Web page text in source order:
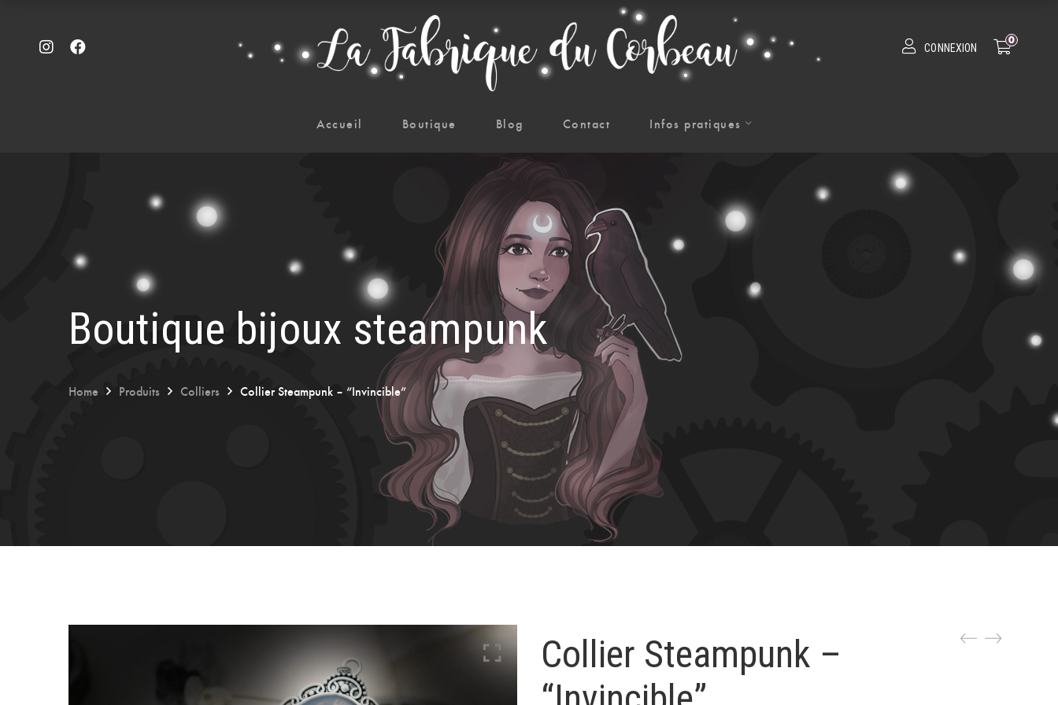
CONNEXION
0
Accueil Boutique Blog Contact Infos pratiques
Boutique bijoux steampunk
Home Produits Colliers Collier Steampunk – “Invincible”
Collier Steampunk –